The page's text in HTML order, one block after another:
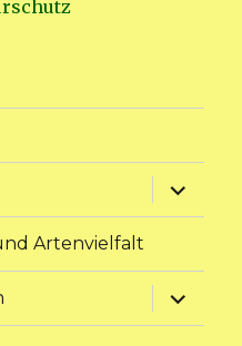
Artenvielfalt